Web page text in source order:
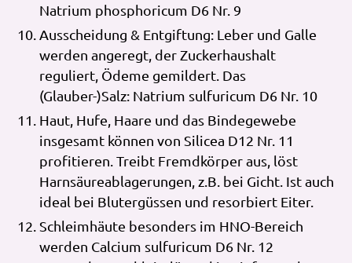
Natrium phosphoricum D6 Nr. 9
Ausscheidung & Entgiftung: Leber und Galle
werden angeregt, der Zuckerhaushalt
reguliert, Ödeme gemildert. Das
(Glauber-)Salz: Natrium sulfuricum D6 Nr. 10
Haut, Hufe, Haare und das Bindegewebe
insgesamt können von Silicea D12 Nr. 11
profitieren. Treibt Fremdkörper aus, löst
Harnsäureablagerungen, z.B. bei Gicht. Ist auch
ideal bei Blutergüssen und resorbiert Eiter.
Schleimhäute besonders im HNO-Bereich
werden Calcium sulfuricum D6 Nr. 12